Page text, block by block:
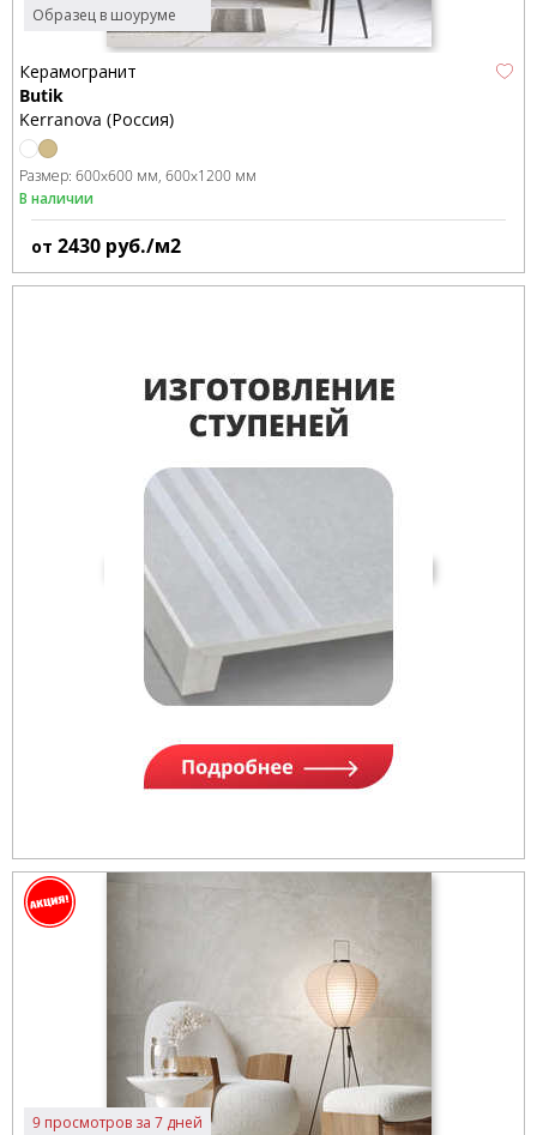
Образец в шоуруме
Керамогранит
Butik
Kerranova (Россия)
Размер: 600x600 мм 600x1200 мм
В наличии
от 2430 руб./м2
9 просмотров за 7 дней